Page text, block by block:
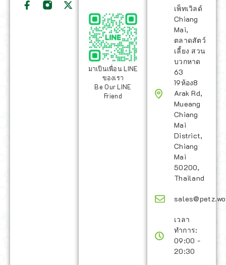
มาเป็นเพื่อน LINE
ของเรา
Be Our LINE
Friend
เพ็ทเวิลด์
Chiang
Mai,
ตลาดสัตว์
เลี้ยง สวน
บวกหาด
63
19ห้อง8
Arak Rd,
Mueang
Chiang
Mai
District,
Chiang
Mai
50200,
Thailand
เวลา
ทำการ:
09:00 -
20:30